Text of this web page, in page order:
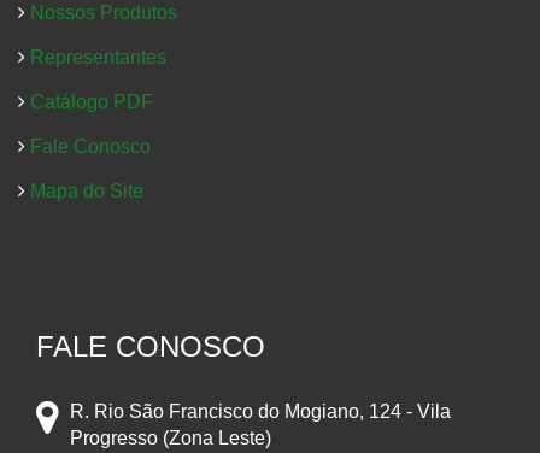
Nossos Produtos
Representantes
Catálogo PDF
Fale Conosco
Mapa do Site
FALE CONOSCO
R. Rio São Francisco do Mogiano, 124 - Vila
Progresso (Zona Leste)